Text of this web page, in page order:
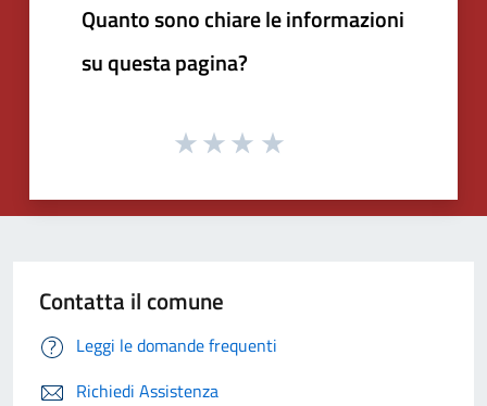
Quanto sono chiare le informazioni
su questa pagina?
Contatta il comune
Leggi le domande frequenti
Richiedi Assistenza